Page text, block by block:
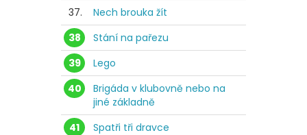
37.
Nech brouka žít
38
Stání na pařezu
39
Lego
40
Brigáda v klubovně nebo na
jiné základně
41
Spatři tři dravce